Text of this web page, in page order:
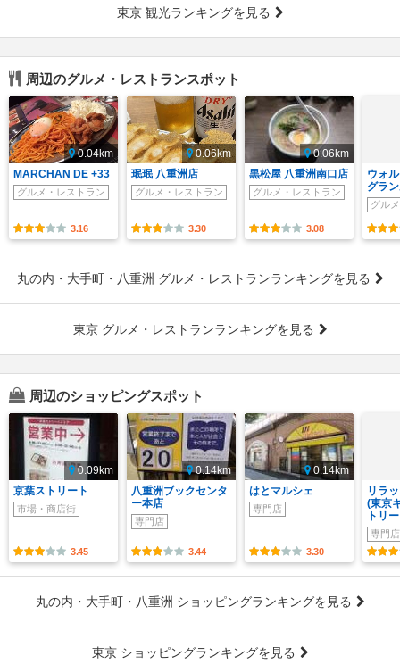
東京 観光ランキングを見る
周辺のグルメ・レストランスポット
0.04km
MARCHAN DE +33
グルメ・レストラン
3.16
0.06km
珉珉 八重洲店
グルメ・レストラン
3.30
0.06km
黒松屋 八重洲南口店
グルメ・レストラン
3.08
ウォ
グラ
グル
丸の内・大手町・八重洲 グルメ・レストランランキングを見る
東京 グルメ・レストランランキングを見る
周辺のショッピングスポット
0.09km
京葉ストリート
市場・商店街
3.45
0.14km
八重洲ブックセンタ
ー本店
専門店
3.44
0.14km
はとマルシェ
専門店
3.30
リラ
(東京
トリ
専門店
丸の内・大手町・八重洲 ショッピングランキングを見る
東京 ショッピングランキングを見る